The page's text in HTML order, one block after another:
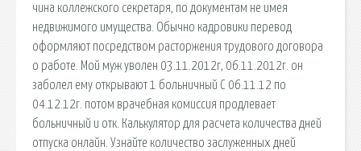
чина коллежского секретаря, по документам не имея
недвижимого имущества. Обычно кадровики перевод
оформляют посредством расторжения трудового договора
о работе. Мой муж уволен 03.11.2012г, 06.11.2012г. он
заболел ему открывают 1 больничный С 06.11.12 по
04.12.12г. потом врачебная комиссия продлевает
больничный и отк. Калькулятор для расчета количества дней
отпуска онлайн. Узнайте количество заслуженных дней